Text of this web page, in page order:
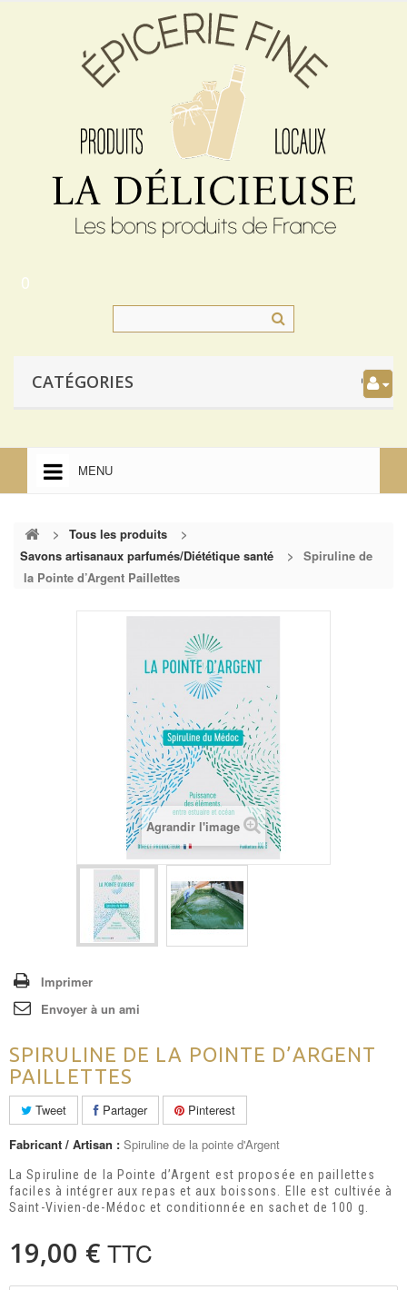
0
CATÉGORIES
MENU
ACCUEIL
MENTIONS LÉGALES
> Tous les produits
>
Savons artisanaux parfumés/Diététique santé
>
Spiruline de
la Pointe d’Argent Paillettes
Agrandir l'image
Imprimer
Envoyer à un ami
SPIRULINE DE LA POINTE D’ARGENT
PAILLETTES
Tweet Partager
Pinterest
Fabricant / Artisan : Spiruline de la pointe d'Argent
La Spiruline de la Pointe d’Argent est proposée en paillettes
faciles à intégrer aux repas et aux boissons. Elle est cultivée à
Saint-Vivien-de-Médoc et conditionnée en sachet de 100 g.
19,00 € TTC